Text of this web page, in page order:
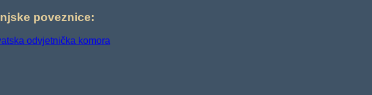
poveznice:
odvjetnička komora